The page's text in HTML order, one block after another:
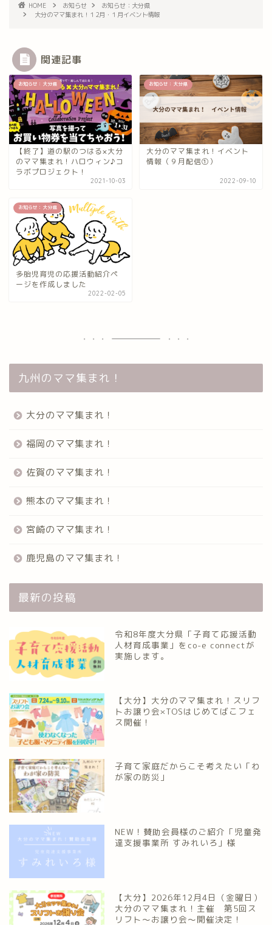
HOME お知らせ
お知らせ：大分県
大分のママ集まれ！１2月・１月イベント情報
関連記事
お知らせ：大分県
【終了】道の駅のつはる×大分
のママ集まれ！ハロウィン♪コ
ラボプロジェクト！
2021-10-03
お知らせ：大分県
大分のママ集まれ！イベント
情報（９月配信①）
2022-09-10
お知らせ：大分県
多胎児育児の応援活動紹介ペ
ージを作成しました
2022-02-05
九州のママ集まれ！
大分のママ集まれ！
福岡のママ集まれ！
佐賀のママ集まれ！
熊本のママ集まれ！
宮崎のママ集まれ！
鹿児島のママ集まれ！
最新の投稿
令和8年度大分県「子育て応援活動
人材育成事業」をco-e connectが
実施します。
【大分】大分のママ集まれ！スリフ
トお譲り会×TOSはじめてばこフェ
ス開催！
子育て家庭だからこそ考えたい「わ
が家の防災」
NEW！賛助会員様のご紹介「児童発
達支援事業所 すみれいろ」様
【大分】2026年12月4日（金曜日）
大分のママ集まれ！主催 第5回ス
リフト〜お譲り会〜開催決定！